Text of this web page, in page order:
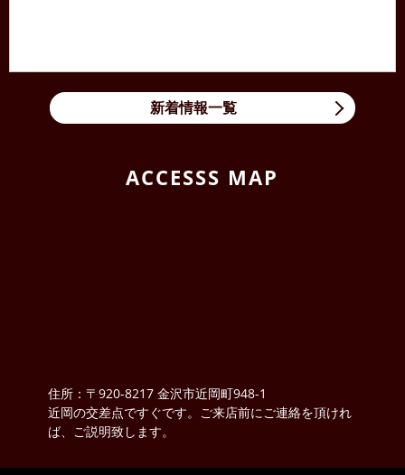
新着情報一覧
ACCESSS MAP
住所：〒920-8217 金沢市近岡町948-1
近岡の交差点ですぐです。ご来店前にご連絡を頂けれ
ば、ご説明致します。